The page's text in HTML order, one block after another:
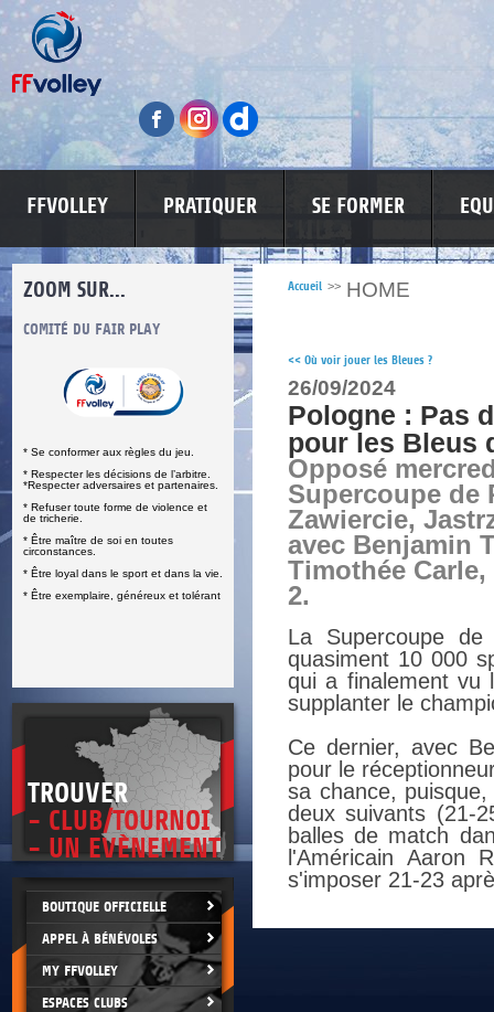
FFVOLLEY PRATIQUER SE FORMER
ZOOM SUR...
COMITÉ DU FAIR PLAY
* Se conformer aux règles du jeu.
* Respecter les décisions de l’arbitre.
*Respecter adversaires et partenaires.
* Refuser toute forme de violence et
de tricherie.
* Être maître de soi en toutes
circonstances.
* Être loyal dans le sport et dans la vie.
* Être exemplaire, généreux et tolérant
LUTTE CONTRE LES VIOLENCES
TROUVER
- CLUB/TOURNOI
- UN EVÈNEMENT
BOUTIQUE OFFICIELLE
APPEL À BÉNÉVOLES
MY FFVOLLEY
ESPACES CLUBS
Accueil >> HOME
<< Où voir jouer les Bleues ?
26/09/2024
Pologne : Pas
pour les Bleus
Opposé
Supercoupe de
Zawiercie,
avec Benjamin
Timothée
2.
La Supercoupe
quasiment 10 000
qui a finalement vu
supplanter le
Ce dernier, avec
pour le
sa chance,
deux suivants (21-
balles de match
l'Américain Aaron
s'imposer 21-23